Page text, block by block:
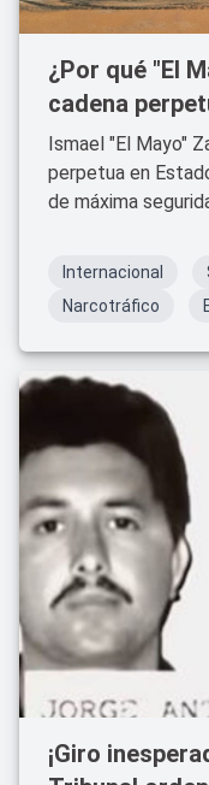
¿Por qué "El
cadena
Ismael "El Mayo"
perpetua en
de máxima
Internacional
Narcotráfico
¡Giro